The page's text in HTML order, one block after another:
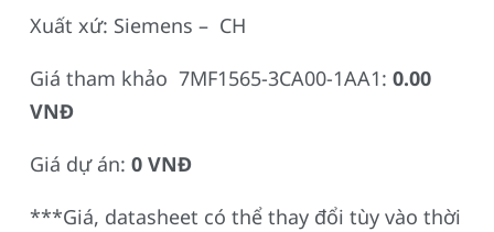
Xuất xứ: Siemens – CH
Giá tham khảo 7MF1565-3CA00-1AA1: 0.00
VNĐ
Giá dự án: 0 VNĐ
***Giá, datasheet có thể thay đổi tùy vào thời